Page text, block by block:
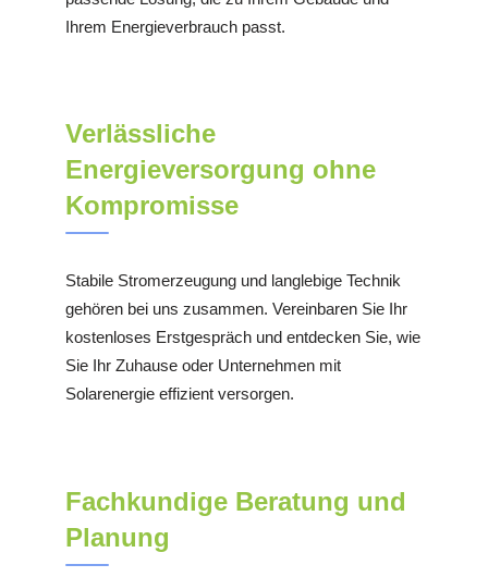
Ihrem Energieverbrauch passt.
Verlässliche
Energieversorgung ohne
Kompromisse
Stabile Stromerzeugung und langlebige Technik
gehören bei uns zusammen. Vereinbaren Sie Ihr
kostenloses Erstgespräch und entdecken Sie, wie
Sie Ihr Zuhause oder Unternehmen mit
Solarenergie effizient versorgen.
Fachkundige Beratung und
Planung